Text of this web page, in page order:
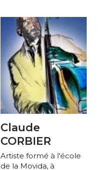
Claude
CORBIER
Artiste formé à l'école
de la Movida, à